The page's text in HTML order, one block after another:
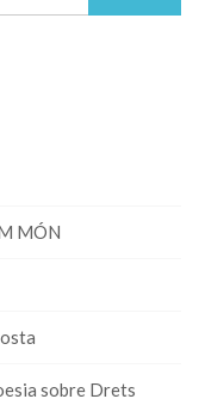
MÓN
sobre Drets